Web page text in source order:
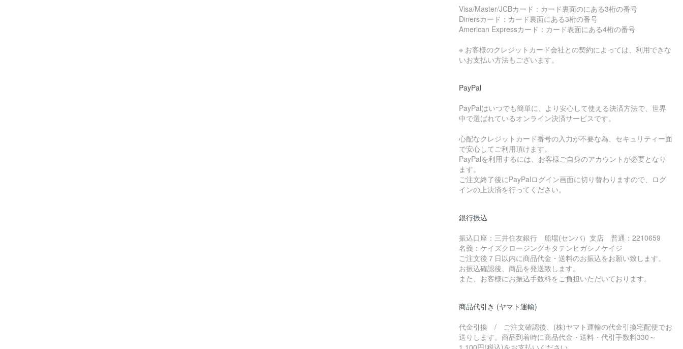
Visa/Master/JCBカード：カード裏面のにある3桁の番号
Dinersカード：カード裏面にある3桁の番号
American Expressカード：カード表面にある4桁の番号
※ お客様のクレジットカード会社との契約によっては、利用できな
いお支払い方法もございます。
PayPal
PayPalはいつでも簡単に、より安心して使える決済方法で、世界
中で選ばれているオンライン決済サービスです。
心配なクレジットカード番号の入力が不要な為、セキュリティー面
で安心してご利用頂けます。
PayPalを利用するには、お客様ご自身のアカウントが必要となり
ます。
ご注文終了後にPayPalログイン画面に切り替わりますので、ログ
インの上決済を行ってください。
銀行振込
振込口座：三井住友銀行 船場(センバ）支店 普通：2210659
名義：ケイズクロージングキタテンヒガシノケイジ
ご注文後７日以内に商品代金・送料のお振込をお願い致します。
お振込確認後、商品を発送致します。
また、お客様にお振込手数料をご負担いただいております。
商品代引き (ヤマト運輸)
代金引換 / ご注文確認後、(株)ヤマト運輸の代金引換宅配便でお
送りします。商品到着時に商品代金・送料・代引手数料330～
1,100円(税込)をお支払いください。